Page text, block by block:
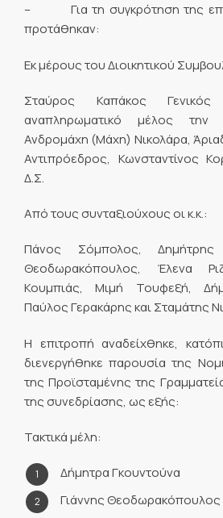
– Για τη συγκρότηση της
προτάθηκαν:
Εκ μέρους του Διοικητικού
Σταύρος Καπάκος
αναπληρωματικό μέλος την
Ανδρομάχη (Μάχη) Νικολάρα,
Αντιπρόεδρος, Κωνσταντίνος
Δ.Σ.
Από τους συνταξιούχους οι κ.κ.:
Πάνος Σόμπολος, Δημήτρης
Θεοδωρακόπουλος, Έλενα
Κουμπιάς, Μιμή Τουφεξή,
Παύλος Γερακάρης και Σταμάτης
Η επιτροπή αναδείχθηκε,
διενεργήθηκε παρουσία της
της Προϊσταμένης της
της συνεδρίασης, ως εξής:
Τακτικά μέλη:
Δήμητρα Γκουντούνα
Γιάννης Θεοδωρακόπουλος